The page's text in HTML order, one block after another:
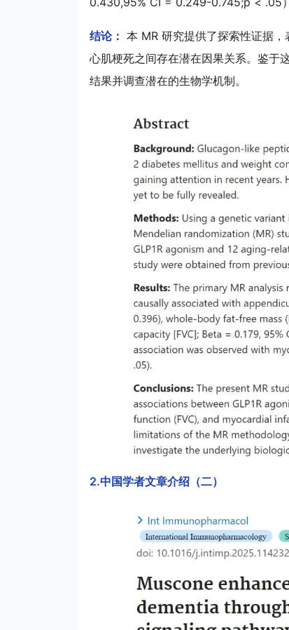
结论： 本 MR 研究提供了探索性证据
心肌梗死之间存在潜在因果关系。鉴于
结果并调查潜在的生物学机制。
2.中国学者文章介绍（二）